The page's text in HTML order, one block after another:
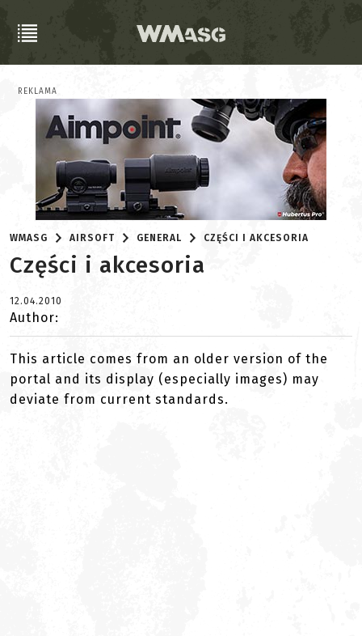
REKLAMA
WMASG AIRSOFT GENERAL CZĘŚCI I AKCESORIA
Części i akcesoria
12.04.2010
Author:
This article comes from an older version of the
portal and its display (especially images) may
deviate from current standards.